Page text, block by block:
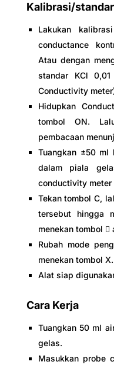
Kalibrasi/
Lakukan
conductance
Atau dengan
standar KCl
Conductivity
Hidupkan
tombol ON.
pembacaan
Tuangkan ±50 ml
dalam piala
conductivity meter
Tekan tombol C,
tersebut hingga
menekan tombol 
Rubah mode
menekan tombol X.
Alat siap
Cara Kerja
Tuangkan 50 ml
gelas.
Masukkan probe